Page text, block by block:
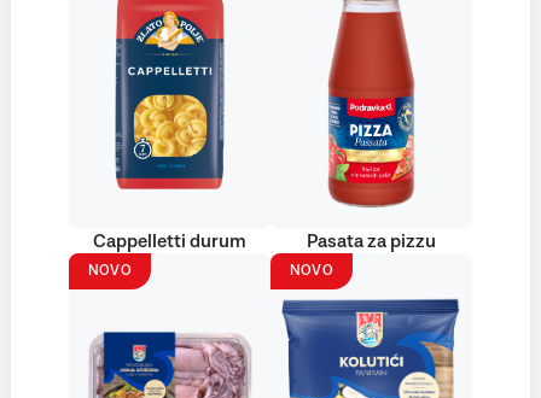
Cappelletti durum Pasata za pizzu
NOVO NOVO